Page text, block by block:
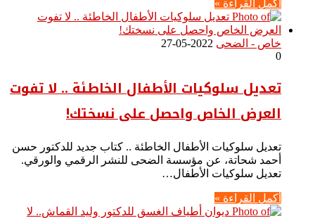
أكمل القراءة »
خاص - الضحى 2022-05-27
0
تعديل سلوكيات الأطفال الخاطئة .. لا تفوت
العرض الخاص واحصل على نسختك!
تعديل سلوكيات الأطفال الخاطئة .. كتاب جديد للدكتور حسن
أحمد شحاتة، عن مؤسسة الضحى للنشر الرقمي والورقي.
تعديل سلوكيات الأطفال…
أكمل القراءة »